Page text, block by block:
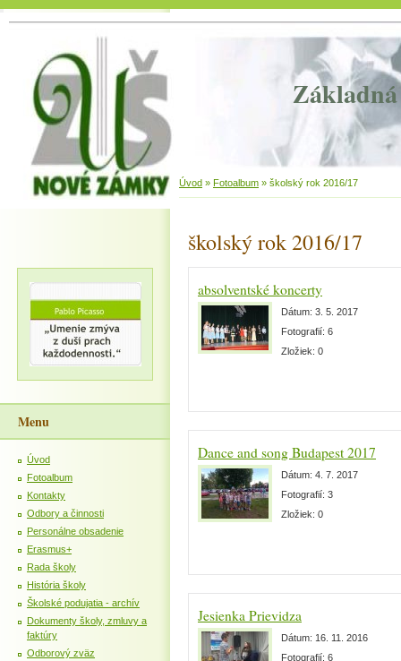
Základná
Úvod » Fotoalbum » školský rok 2016/17
školský rok 2016/17
absolventské koncerty
Dátum: 3. 5. 2017
Fotografií: 6
Zložiek: 0
Dance and song Budapest 2017
Dátum: 4. 7. 2017
Fotografií: 3
Zložiek: 0
Jesienka Prievidza
Dátum: 16. 11. 2016
Fotografií: 6
Menu
Úvod
Fotoalbum
Kontakty
Odbory a činnosti
Personálne obsadenie
Erasmus+
Rada školy
História školy
Školské podujatia - archív
Dokumenty školy, zmluvy a
faktúry
Odborový zväz